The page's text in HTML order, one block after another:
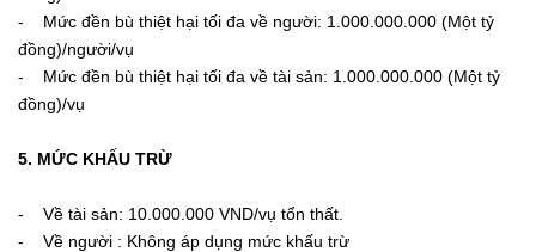
- Mức đền bù thiệt hại tối đa về người: 1.000.000.000 (Một tỷ
đồng)/người/vụ
- Mức đền bù thiệt hại tối đa về tài sản: 1.000.000.000 (Một tỷ
đồng)/vụ
5. MỨC KHẤU TRỪ
- Về tài sản: 10.000.000 VND/vụ tổn thất.
- Về người : Không áp dụng mức khấu trừ